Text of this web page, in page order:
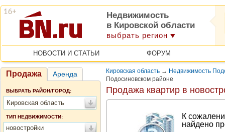
Недвижимость
в Кировской области
выбрать регион
НОВОСТИ И СТАТЬИ ФОРУМ
Продажа Аренда
ВЫБРАТЬ РАЙОН/ГОРОД:
Кировская область
ТИП НЕДВИЖИМОСТИ:
новостройки
Кировская область → Недвижимость
Подосиновском районе
Продажа квартир в
К
найдено